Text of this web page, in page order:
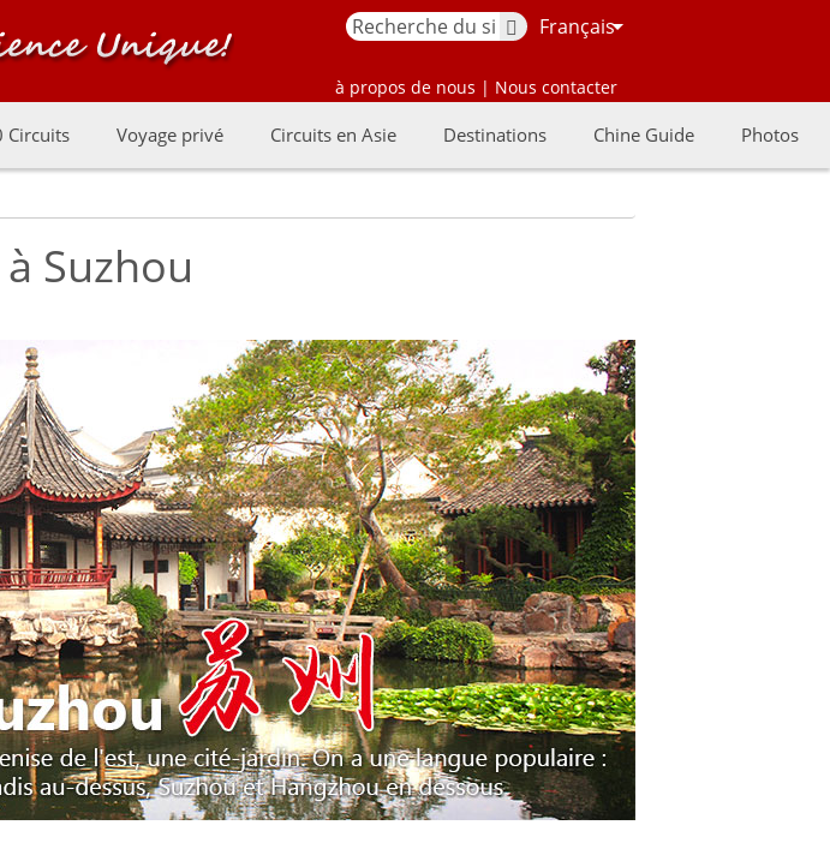
Français
à propos de nous | Nous contacter
Circuits Voyage privé Circuits en Asie Destinations Chine Guide Photos
Suzhou